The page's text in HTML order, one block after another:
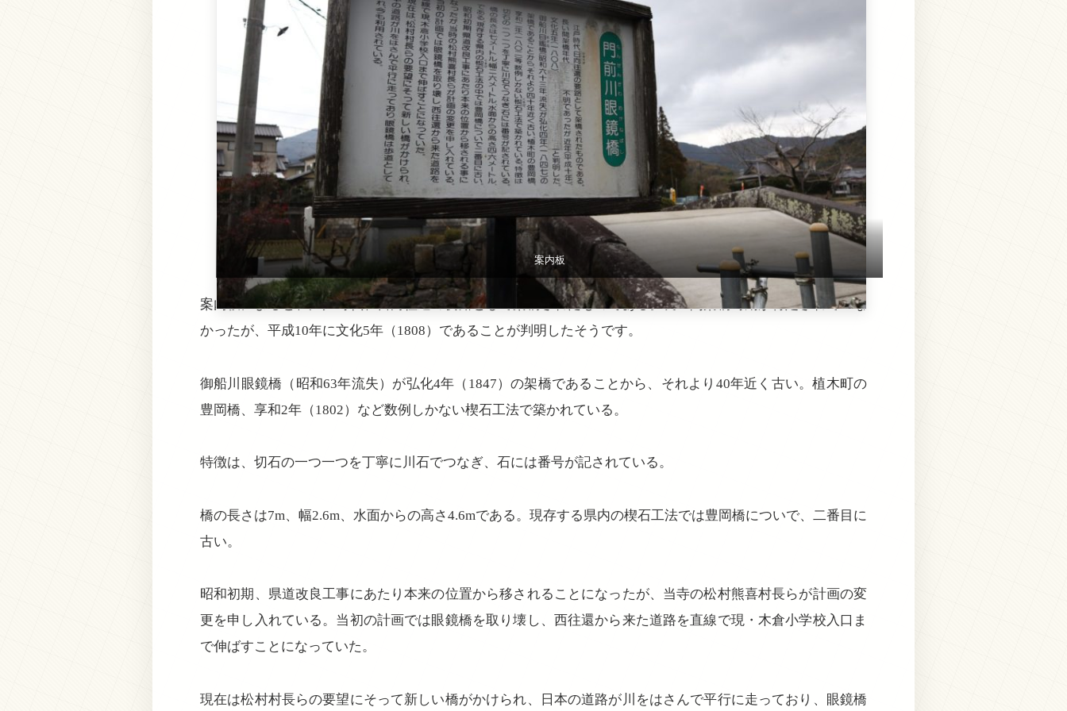
案内板
案内板によると、江戸時代、日向往還の要路として架橋されたものである。長い間架橋時期が特定されていな
かったが、平成10年に文化5年（1808）であることが判明したそうです。
御船川眼鏡橋（昭和63年流失）が弘化4年（1847）の架橋であることから、それより40年近く古い。植木町の
豊岡橋、享和2年（1802）など数例しかない楔石工法で築かれている。
特徴は、切石の一つ一つを丁寧に川石でつなぎ、石には番号が記されている。
橋の長さは7m、幅2.6m、水面からの高さ4.6mである。現存する県内の楔石工法では豊岡橋についで、二番目に
古い。
昭和初期、県道改良工事にあたり本来の位置から移されることになったが、当寺の松村熊喜村長らが計画の変
更を申し入れている。当初の計画では眼鏡橋を取り壊し、西往還から来た道路を直線で現・木倉小学校入口ま
で伸ばすことになっていた。
現在は松村村長らの要望にそって新しい橋がかけられ、日本の道路が川をはさんで平行に走っており、眼鏡橋